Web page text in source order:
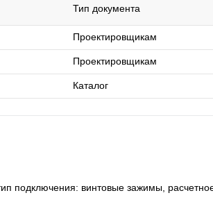
Тип документа
Проектировщикам
Проектировщикам
Каталог
подключения: винтовые зажимы,